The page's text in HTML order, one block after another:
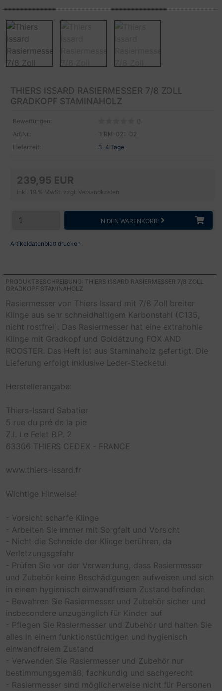
THIERS ISSARD RASIERMESSER 7/8 ZOLL
GRADKOPF STAMINAHOLZ
Bewertungen:
()
Art.Nr.:
TIRM-021-02
Lieferzeit:
3-4 Tage
239,95 EUR
inkl. 19 % MwSt. zzgl. Versandkosten
IN DEN WARENKORB
Artikeldatenblatt drucken
PRODUKTBESCHREIBUNG: THIERS ISSARD RASIERMESSER 7/8 ZOLL
GRADKOPF STAMINAHOLZ
Rasiermesser von Thiers Issard mit 7/8 Zoll breiter
Klinge aus sehr schneidhaltigem Karbonstahl (C135,
nicht rostfrei). Das Rasiermesser hat eine extrahohle
Klinge mit Gradkopf und Goldätzung FOX AND
ROOSTER. Das Heft ist aus Staminaholz gefertigt. Die
Lieferung erfolgt inklusive Leder-Stecketui.
Herstellerangabe:
Thiers-Issard Sabatier
5 rue du pré de la pie
Z.I. Le Felet B.P. 2
63306 THIERS CEDEX - FRANCE
www.thiers-issard.fr
Wichtige Hinweise!
- Vorsicht scharfe Klinge
- Arbeiten Sie immer mit Sorgfalt und Vorsicht
- Nicht die Schneide der Klinge berühren, da
Verletzungsgefahr
- Prüfen Sie vor der Verwendung, dass Rasiermesser
und Zubehör keine Beschädigungen aufweisen und sich
in einem hygienisch einwandfreiem Zustand befinden
- Bewahren Sie Rasiermesser und Zubehör sicher und
insbesondere unzugänglich für Kinder auf
- Pflegen Sie Rasiermesser und Zubehör und halten Sie
alles in einem funktionstüchtigen und hygienisch
einwandfreiem Zustand
- Verwenden Sie Rasiermesser und Zubehör nur
bestimmungsgemäß, fachkundig und sachgerecht
- Rasiermesser sind möglicherweise nicht für Personen